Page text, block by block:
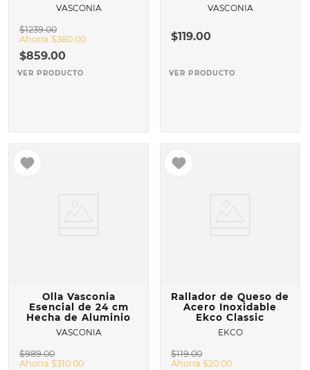
VASCONIA
$1239.00
Ahorra $380.00
$859.00
VER PRODUCTO
VASCONIA
$119.00
VER PRODUCTO
Olla Vasconia
Esencial de 24 cm
Hecha de Aluminio
VASCONIA
$989.00
Ahorra $310.00
Rallador de Queso de
Acero Inoxidable
Ekco Classic
EKCO
$119.00
Ahorra $20.00